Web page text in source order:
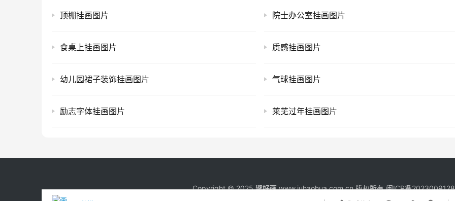
顶棚挂画图片 院士办公室挂画图片
食桌上挂画图片 质感挂画图片
幼儿园裙子装饰挂画图片 气球挂画图片
励志字体挂画图片 莱芜过年挂画图片
Copyright © 2025聚好画www.juhaohua.com.cn 版权所有闽ICP备